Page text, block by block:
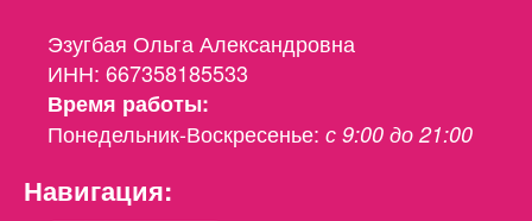
Эзугбая Ольга Александровна
ИНН: 667358185533
Время работы:
Понедельник-Воскресенье: с 9:00 до 21:00
Навигация: